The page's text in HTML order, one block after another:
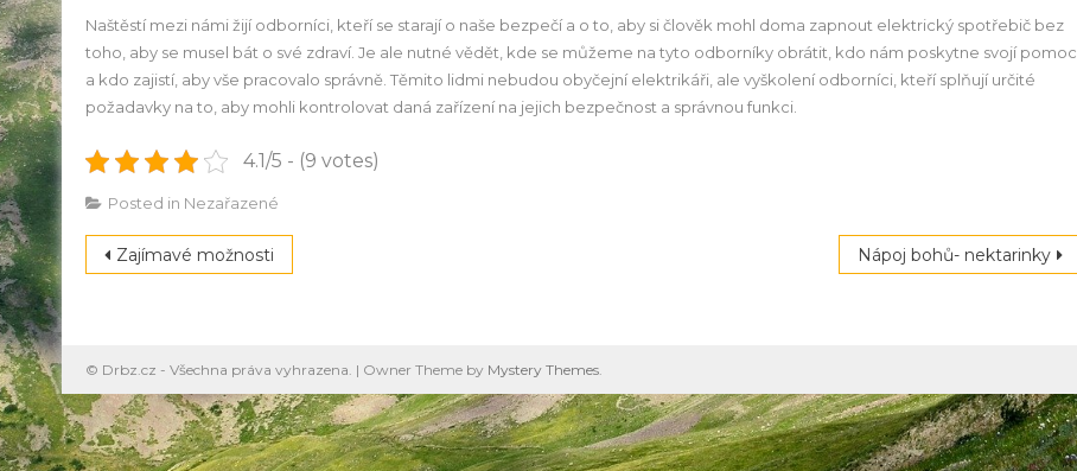
Naštěstí mezi námi žijí odborníci, kteří se starají o naše bezpečí a o to, aby si člověk mohl doma zapnout elektrický spotřebič bez
toho, aby se musel bát o své zdraví. Je ale nutné vědět, kde se můžeme na tyto odborníky obrátit, kdo nám poskytne svojí pomoc
a kdo zajistí, aby vše pracovalo správně. Těmito lidmi nebudou obyčejní elektrikáři, ale vyškolení odborníci, kteří splňují určité
požadavky na to, aby mohli kontrolovat daná zařízení na jejich bezpečnost a správnou funkci.
4.1/5 - (9 votes)
Posted in Nezařazené
Navigace
Zajímavé možnosti Nápoj bohů- nektarinky
© Drbz.cz - Všechna práva vyhrazena. | Owner Theme by Mystery Themes.